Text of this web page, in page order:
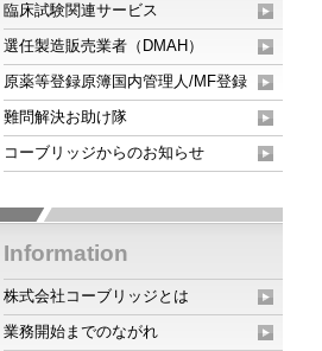
臨床試験関連サービス
選任製造販売業者（DMAH）
原薬等登録原簿国内管理人/MF登録
難問解決お助け隊
コーブリッジからのお知らせ
Information
株式会社コーブリッジとは
業務開始までのながれ